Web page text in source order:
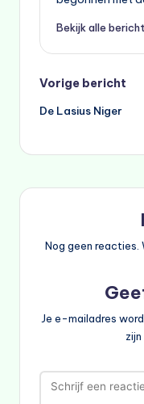
Bekijk alle
Bericht
navigatie
Vorige bericht
De Lasius Niger
Nog geen reacties.
Je e-mailadres